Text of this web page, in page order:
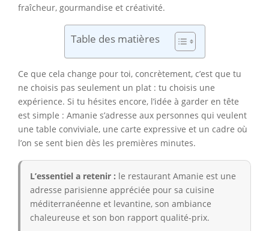
fraîcheur, gourmandise et créativité.
Table des matières
Ce que cela change pour toi, concrètement, c’est que tu
ne choisis pas seulement un plat : tu choisis une
expérience. Si tu hésites encore, l’idée à garder en tête
est simple : Amanie s’adresse aux personnes qui veulent
une table conviviale, une carte expressive et un cadre où
l’on se sent bien dès les premières minutes.
L’essentiel a retenir : le restaurant Amanie est une
adresse parisienne appréciée pour sa cuisine
méditerranéenne et levantine, son ambiance
chaleureuse et son bon rapport qualité-prix.